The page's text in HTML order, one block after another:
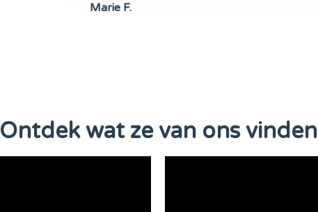
Marie F.
Ontdek wat ze van ons vinden